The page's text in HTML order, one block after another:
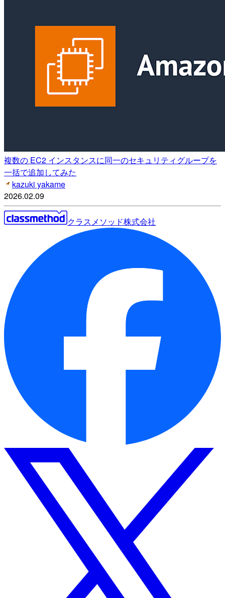
複数の EC2 インスタンスに同一のセキュリティグループを
一括で追加してみた
kazuki yakame
2026.02.09
クラスメソッド株式会社